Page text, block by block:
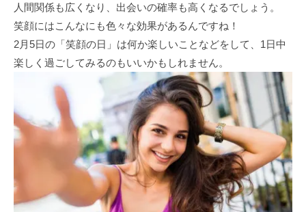
人間関係も広くなり、出会いの確率も高くなるでしょう。
笑顔にはこんなにも色々な効果があるんですね！
2月5日の「笑顔の日」は何か楽しいことなどをして、1日中
楽しく過ごしてみるのもいいかもしれません。